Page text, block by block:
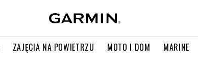
ZAJĘCIA NA POWIETRZU MOTO I DOM MARINE